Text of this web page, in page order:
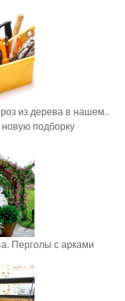
из дерева в нашем..
подборку
Перголы с арками